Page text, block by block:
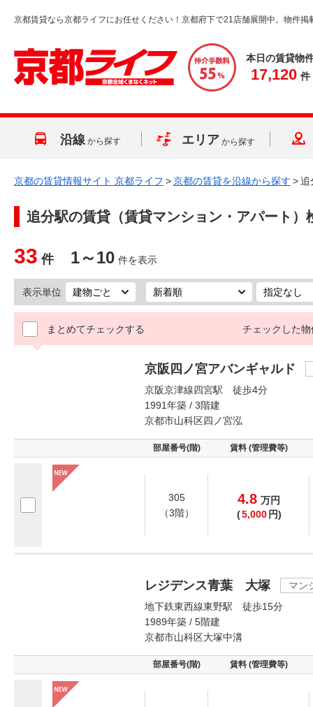
京都賃貸なら京都ライフにお任せください！京都府下で21店舗展開中。物件掲
本日の賃貸物
17,120 件
沿線 から探す エリア から探す
京都の賃貸情報サイト 京都ライフ >京都の賃貸を沿線から探す >追
追分駅の賃貸（賃貸マンション・アパート）
33 件 1～10 件を表示
表示単位
まとめてチェックする チェックした物
京阪四ノ宮アバンギャルド
京阪京津線四宮駅 徒歩4分
1991年築 / 3階建
京都市山科区四ノ宮泓
部屋番号(階) 賃料 (管理費等)
305
（3階）
4.8 万円
(5,000 円)
レジデンス青葉 大塚
マン
地下鉄東西線東野駅 徒歩15分
1989年築 / 5階建
京都市山科区大塚中溝
部屋番号(階) 賃料 (管理費等)